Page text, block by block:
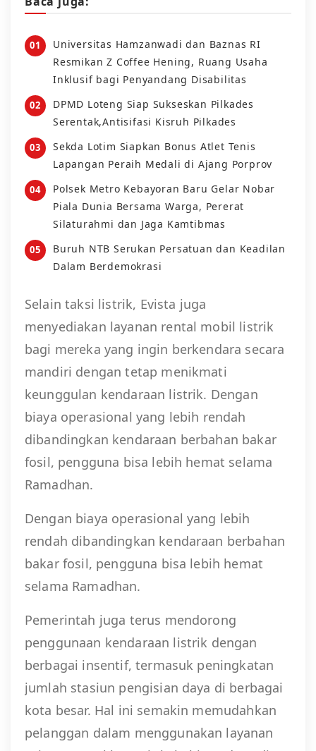
Universitas Hamzanwadi dan Baznas RI
Resmikan Z Coffee Hening, Ruang Usaha
Inklusif bagi Penyandang Disabilitas
DPMD Loteng Siap Sukseskan Pilkades
Serentak,Antisifasi Kisruh Pilkades
Sekda Lotim Siapkan Bonus Atlet Tenis
Lapangan Peraih Medali di Ajang Porprov
Polsek Metro Kebayoran Baru Gelar Nobar
Piala Dunia Bersama Warga, Pererat
Silaturahmi dan Jaga Kamtibmas
Buruh NTB Serukan Persatuan dan Keadilan
Dalam Berdemokrasi
Selain taksi listrik, Evista juga
menyediakan layanan rental mobil listrik
bagi mereka yang ingin berkendara secara
mandiri dengan tetap menikmati
keunggulan kendaraan listrik. Dengan
biaya operasional yang lebih rendah
dibandingkan kendaraan berbahan bakar
fosil, pengguna bisa lebih hemat selama
Ramadhan.
Dengan biaya operasional yang lebih
rendah dibandingkan kendaraan berbahan
bakar fosil, pengguna bisa lebih hemat
selama Ramadhan.
Pemerintah juga terus mendorong
penggunaan kendaraan listrik dengan
berbagai insentif, termasuk peningkatan
jumlah stasiun pengisian daya di berbagai
kota besar. Hal ini semakin memudahkan
pelanggan dalam menggunakan layanan